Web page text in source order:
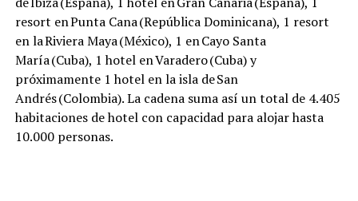
resort en Punta Cana (República Dominicana), 1 resort
en la Riviera Maya (México), 1 en Cayo Santa
María (Cuba), 1 hotel en Varadero (Cuba) y
próximamente 1 hotel en la isla de San
Andrés (Colombia). La cadena suma así un total de 4.405
habitaciones de hotel con capacidad para alojar hasta
10.000 personas.